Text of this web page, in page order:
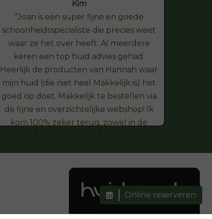
Kim
Joan is een super fijne en goede
schoonheidsspecialiste die precies weet
waar ze het over heeft. Al meerdere
keren een top huid advies gehad.
Heerlijk de producten van Hannah waar
mijn huid (die niet heel Makkelijk is) het
goed op doet. Makkelijk te bestellen via
de fijne en overzichtelijke webshop! Ik
kom 100% zeker terug, zowel in de
Online reserveren